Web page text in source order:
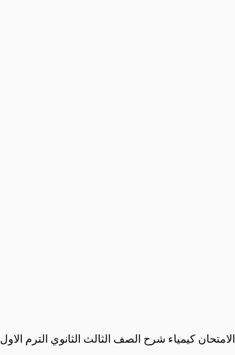
الامتحان كيمياء شرح الصف الثالث الثانوي الترم الاول